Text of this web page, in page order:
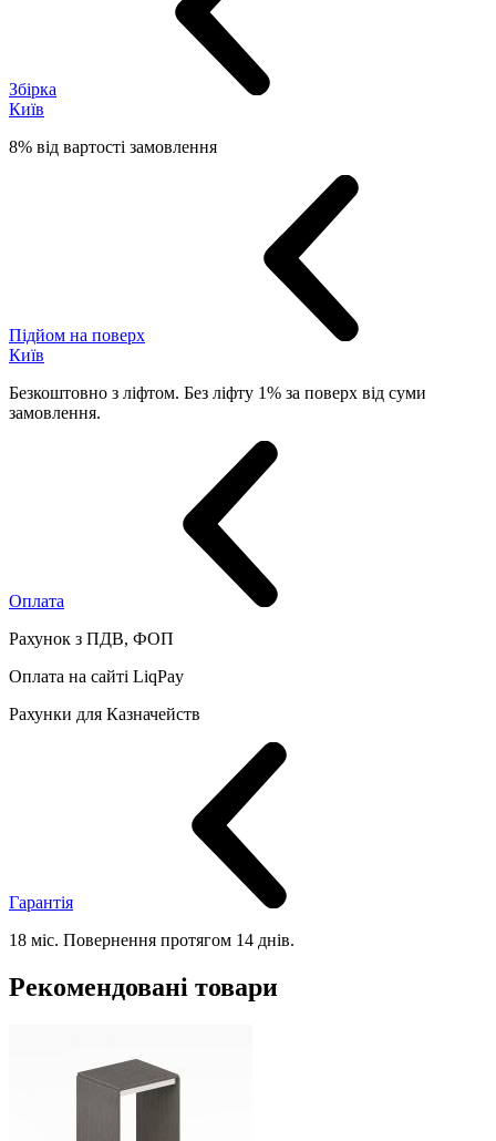
Збірка
Київ
8% від вартості замовлення
Підйом на поверх
Київ
Безкоштовно з ліфтом. Без ліфту 1% за поверх від суми
замовлення.
Оплата
Рахунок з ПДВ, ФОП
Оплата на сайті LiqPay
Рахунки для Казначейств
Гарантія
18 міс. Повернення протягом 14 днів.
Рекомендовані товари